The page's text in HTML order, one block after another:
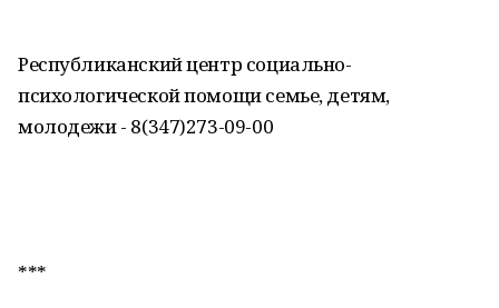
Республиканский центр социально-
психологической помощи семье, детям,
молодежи - 8(347)273-09-00
***